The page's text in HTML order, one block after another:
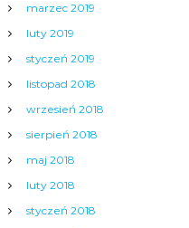
marzec 2019
luty 2019
styczeń 2019
listopad 2018
wrzesień 2018
sierpień 2018
maj 2018
luty 2018
styczeń 2018